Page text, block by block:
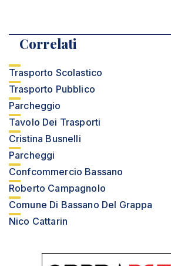
Correlati
Trasporto Scolastico
Trasporto Pubblico
Parcheggio
Tavolo Dei Trasporti
Cristina Busnelli
Parcheggi
Confcommercio Bassano
Roberto Campagnolo
Comune Di Bassano Del Grappa
Nico Cattarin